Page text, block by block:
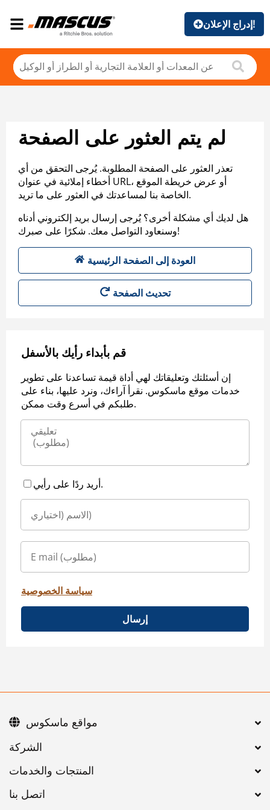
إدراج الإعلان!
لم يتم العثور على الصفحة
تعذر العثور على الصفحة المطلوبة. يُرجى التحقق من أي
أخطاء إملائية في عنوان URL، أو عرض خريطة الموقع
الخاصة بنا لمساعدتك في العثور على ما تريد.
هل لديك أي مشكلة أخرى؟ يُرجى إرسال بريد إلكتروني أدناه
وسنعاود التواصل معك. شكرًا على صبرك!
العودة إلى الصفحة الرئيسية
تحديث الصفحة
قم بأبداء رأيك بالأسفل
إن أسئلتك وتعليقاتك لهي أداة قيمة تساعدنا على تطوير
خدمات موقع ماسكوس. نقرأ آراءك، ونرد عليها، بناء على
طلبكم في أسرع وقت ممكن.
أريد ردًا على رأيي.
سياسة الخصوصية
إرسال
اتصل بنا
مواقع ماسكوس